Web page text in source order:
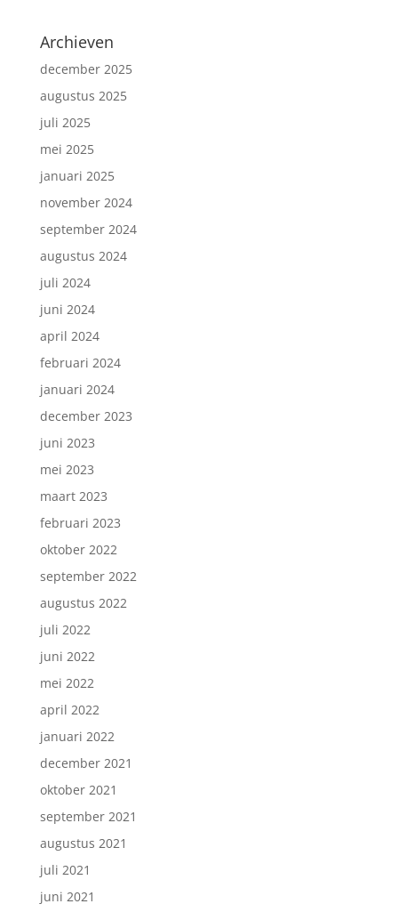
Archieven
december 2025
augustus 2025
juli 2025
mei 2025
januari 2025
november 2024
september 2024
augustus 2024
juli 2024
juni 2024
april 2024
februari 2024
januari 2024
december 2023
juni 2023
mei 2023
maart 2023
februari 2023
oktober 2022
september 2022
augustus 2022
juli 2022
juni 2022
mei 2022
april 2022
januari 2022
december 2021
oktober 2021
september 2021
augustus 2021
juli 2021
juni 2021